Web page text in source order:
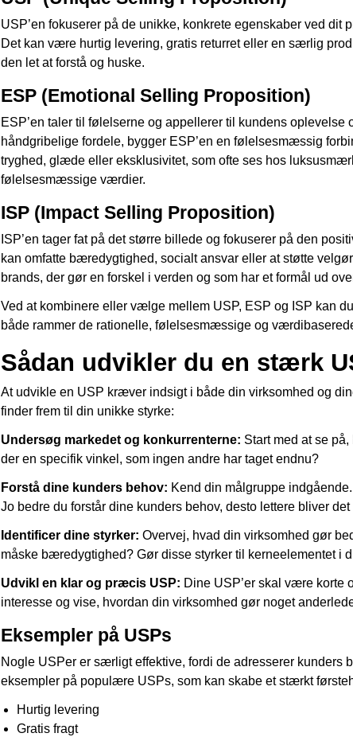
USP’en fokuserer på de unikke, konkrete egenskaber ved
Det kan være hurtig levering, gratis returret eller en særlig
den let at forstå og huske.
ESP (Emotional Selling Proposition)
ESP’en taler til følelserne og appellerer til kundens oplevelse
håndgribelige fordele, bygger ESP’en en følelsesmæssig
tryghed, glæde eller eksklusivitet, som ofte ses hos
følelsesmæssige værdier.
ISP (Impact Selling Proposition)
ISP’en tager fat på det større billede og fokuserer på den
kan omfatte bæredygtighed, socialt ansvar eller at støtte
brands, der gør en forskel i verden og som har et formål ud
Ved at kombinere eller vælge mellem USP, ESP og ISP kan
både rammer de rationelle, følelsesmæssige og
Sådan udvikler du en stærk
At udvikle en USP kræver indsigt i både din virksomhed og
finder frem til din unikke styrke:
Undersøg markedet og konkurrenterne: Start med at se
der en specifik vinkel, som ingen andre har taget endnu?
Forstå dine kunders behov: Kend din målgruppe
Jo bedre du forstår dine kunders behov, desto lettere bliver
Identificer dine styrker: Overvej, hvad din virksomhed gør
måske bæredygtighed? Gør disse styrker til kerneelementet i
Udvikl en klar og præcis USP: Dine USP’er skal være korte
interesse og vise, hvordan din virksomhed gør noget
Eksempler på USPs
Nogle USPer er særligt effektive, fordi de adresserer
eksempler på populære USPs, som kan skabe et stærkt
Hurtig levering
Gratis fragt